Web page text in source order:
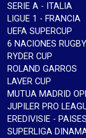
SERIE A - ITALIA
LIGUE 1 - FRANCIA
UEFA SUPERCUP
6 NACIONES RUGBY
RYDER CUP
ROLAND GARROS
LAVER CUP
MUTUA MADRID
JUPILER PRO
EREDIVISIE -
SUPERLIGA